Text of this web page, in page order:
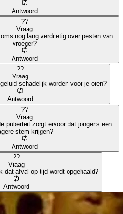
Antwoord
??
Vraag
nog lang verdrietig over pesten van
vroeger?
Antwoord
??
Vraag
schadelijk worden voor je oren?
Antwoord
??
Vraag
puberteit zorgt ervoor dat jongens een
stem krijgen?
Antwoord
??
Vraag
dat afval op tijd wordt opgehaald?
Antwoord